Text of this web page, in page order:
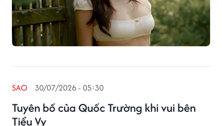
Tuyên bố của Quốc Trường khi vui bên
Tiểu Vy
SAO 30/07/2026 - 05:30